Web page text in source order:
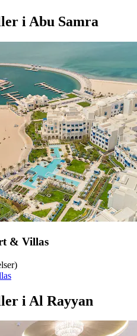
i Abu Samra
& Villas
i Al Rayyan